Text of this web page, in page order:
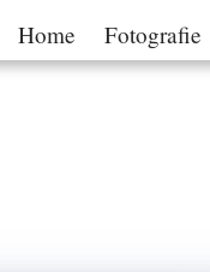
Home Fotografie